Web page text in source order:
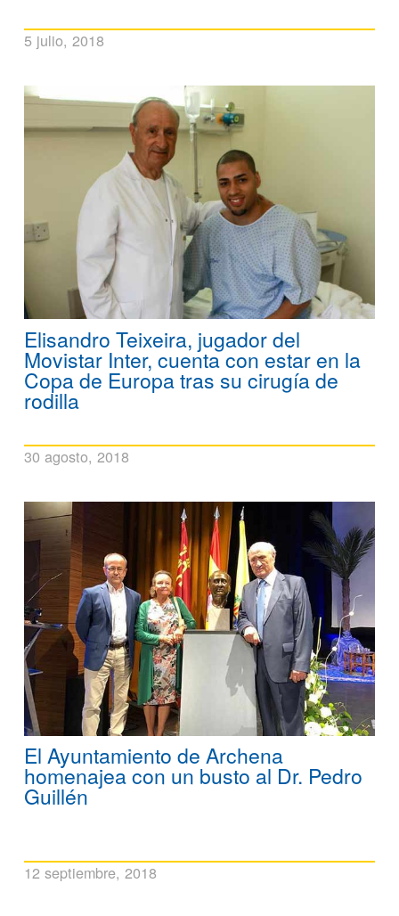
5 julio, 2018
Elisandro Teixeira, jugador del
Movistar Inter, cuenta con estar en la
Copa de Europa tras su cirugía de
rodilla
30 agosto, 2018
El Ayuntamiento de Archena
homenajea con un busto al Dr. Pedro
Guillén
12 septiembre, 2018